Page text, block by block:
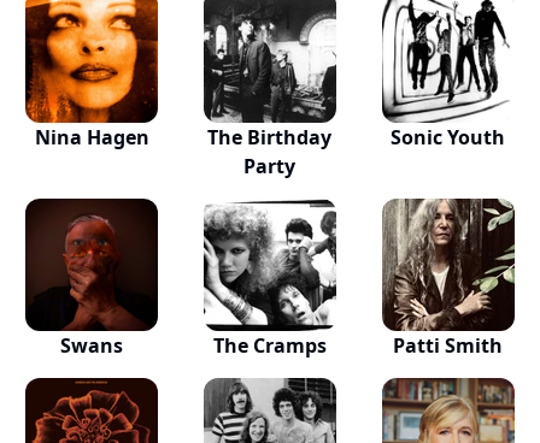
Nina Hagen
The Birthday
Party
Sonic Youth
Swans The Cramps Patti Smith